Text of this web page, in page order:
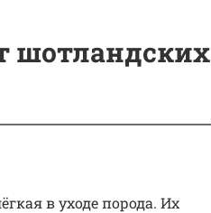
шотландских
в уходе порода. Их